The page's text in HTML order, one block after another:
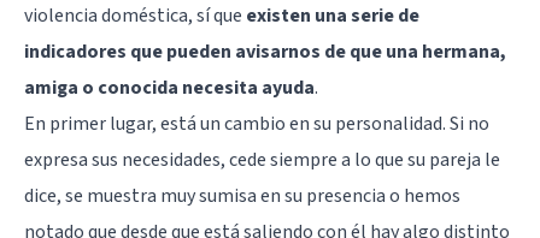
violencia doméstica, sí que existen una serie de
indicadores que pueden avisarnos de que una hermana,
amiga o conocida necesita ayuda.
En primer lugar, está un cambio en su personalidad. Si no
expresa sus necesidades, cede siempre a lo que su pareja le
dice, se muestra muy sumisa en su presencia o hemos
notado que desde que está saliendo con él hay algo distinto